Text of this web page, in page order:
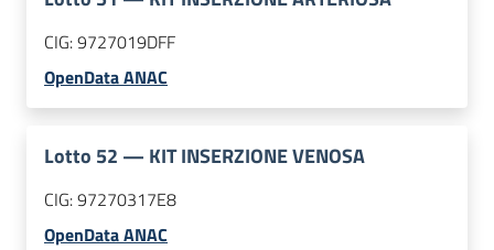
CIG:9727019DFF
OpenData ANAC
Lotto 52 — KIT INSERZIONE VENOSA
CIG:97270317E8
OpenData ANAC